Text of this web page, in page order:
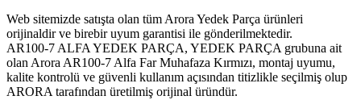
Web sitemizde satışta olan tüm Arora Yedek Parça ürünleri
orijinaldir ve birebir uyum garantisi ile gönderilmektedir.
AR100-7 ALFA YEDEK PARÇA, YEDEK PARÇA grubuna ait
olan Arora AR100-7 Alfa Far Muhafaza Kırmızı, montaj uyumu,
kalite kontrolü ve güvenli kullanım açısından titizlikle seçilmiş olup
ARORA tarafından üretilmiş orijinal üründür.